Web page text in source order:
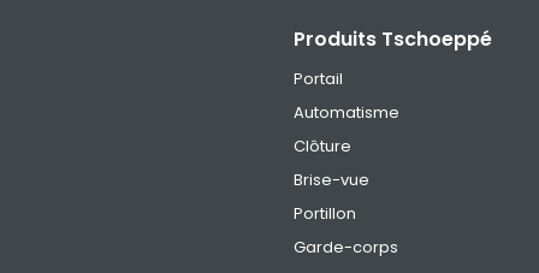
Produits Tschoeppé
Portail
Automatisme
Clôture
Brise-vue
Portillon
Garde-corps